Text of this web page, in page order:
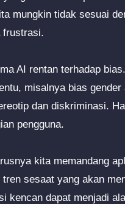
mungkin tidak sesuai
frustrasi.
AI rentan terhadap
misalnya bias
dan diskriminasi.
pengguna.
kita memandang
sesaat yang akan
kencan dapat menjadi